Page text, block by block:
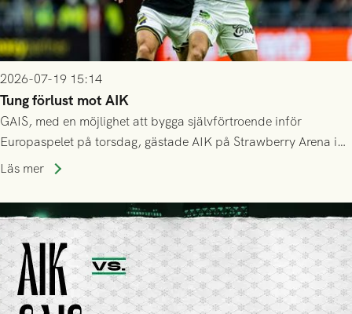
2026-07-19 15:14
Tung förlust mot AIK
GAIS, med en möjlighet att bygga självförtroende inför
Europaspelet på torsdag, gästade AIK på Strawberry Arena i
Stockholm . Men trots konstant hotande i första halvlek av
lyckades få in 2-0.
Läs mer